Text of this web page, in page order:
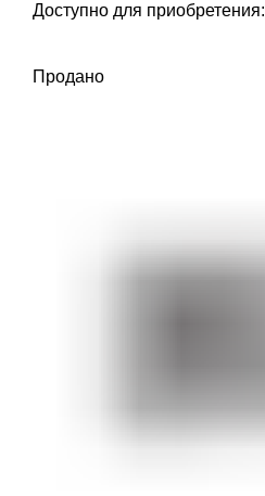
Доступно для приобретения:
Продано